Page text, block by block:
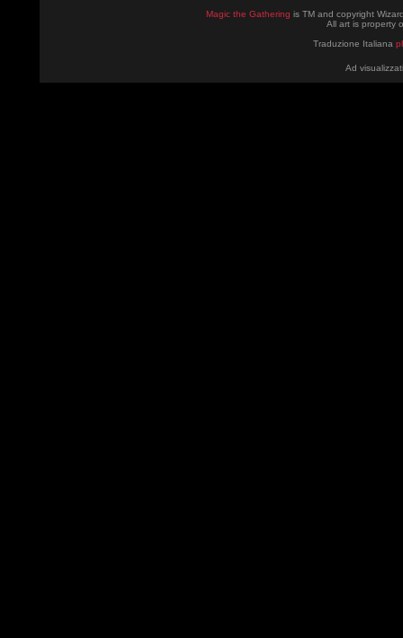
Magic the Gathering is TM and copyright
All art is property
Traduzione Italiana
Ad